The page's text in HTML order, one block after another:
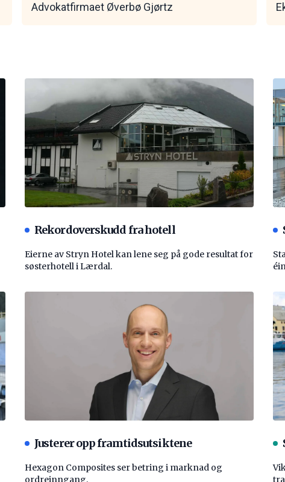
Advokatfirmaet Øverbø Gjørtz
Rekordoverskudd fra hotell
Eierne av Stryn Hotel kan lene seg på gode resultat for
søsterhotell i Lærdal.
Justerer opp framtidsutsiktene
Hexagon Composites ser betring i marknad og
ordreinngang.